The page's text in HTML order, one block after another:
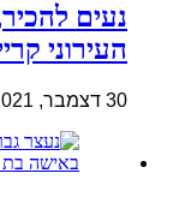
נעים
העירוני
30 דצמבר, 2021